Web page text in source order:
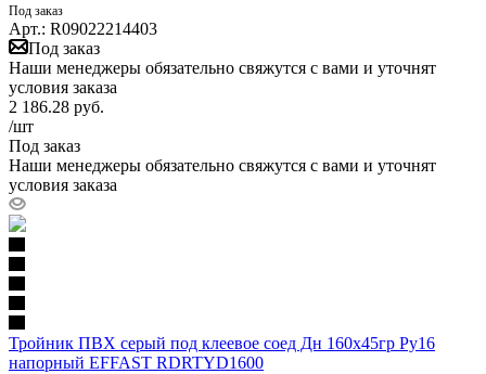
Под заказ
Арт.: R09022214403
Под заказ
Наши менеджеры обязательно свяжутся с вами и уточнят
условия заказа
2 186.28 руб.
/шт
Под заказ
Наши менеджеры обязательно свяжутся с вами и уточнят
условия заказа
Тройник ПВХ серый под клеевое соед Дн 160х45гр Ру16
напорный EFFAST RDRTYD1600